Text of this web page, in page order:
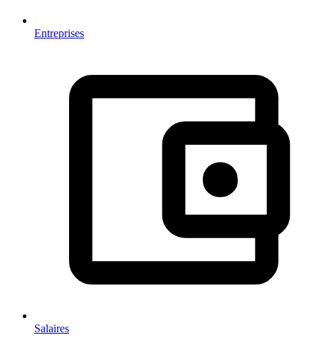
Entreprises
Salaires